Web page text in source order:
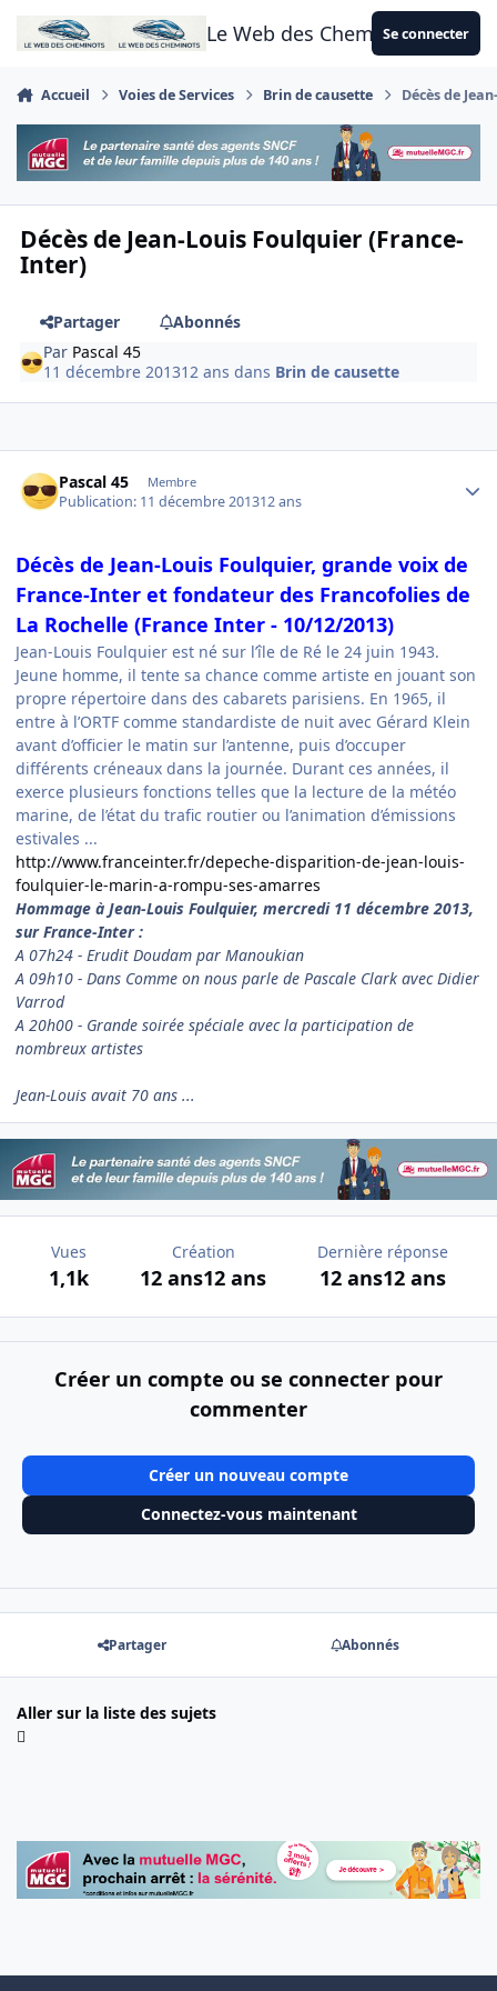
Aller au contenu
Le Web des CheminotsSe connecter
Accueil Voies de Services Brin de causette Décès de
Décès de Jean-Louis Foulquier (France-
Inter)
Partager
Abonnés
Par Pascal 45
11 décembre 201312 ans dans Brin de causette
Pascal 45 Membre
Publication: 11 décembre 201312 ans
Décès de Jean-Louis Foulquier, grande voix de
France-Inter et fondateur des Francofolies de
La Rochelle (France Inter - 10/12/2013)
Jean-Louis Foulquier est né sur l’île de Ré le 24 juin 1943.
Jeune homme, il tente sa chance comme artiste en jouant son
propre répertoire dans des cabarets parisiens. En 1965, il
entre à l’ORTF comme standardiste de nuit avec Gérard Klein
avant d’officier le matin sur l’antenne, puis d’occuper
différents créneaux dans la journée. Durant ces années, il
exerce plusieurs fonctions telles que la lecture de la météo
marine, de l’état du trafic routier ou l’animation d’émissions
estivales ...
http://www.franceinter.fr/depeche-disparition-de-jean-louis-
foulquier-le-marin-a-rompu-ses-amarres
Hommage à Jean-Louis Foulquier, mercredi 11 décembre 2013,
sur France-Inter :
A 07h24 - Erudit Doudam par Manoukian
A 09h10 - Dans Comme on nous parle de Pascale Clark avec Didier
Varrod
A 20h00 - Grande soirée spéciale avec la participation de
nombreux artistes
Jean-Louis avait 70 ans ...
Vues
1,1k
Création
12 ans12 ans
Dernière réponse
12 ans12 ans
Créer un compte ou se connecter pour
commenter
Créer un nouveau compte
Connectez-vous maintenant
Partager Abonnés
Aller sur la liste des sujets